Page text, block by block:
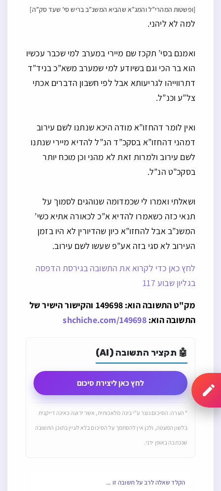
[ופשטות המהרי”ל והמג”א שהביא המשנ”ב בריש סי’ שעד סק”ה]
למה לא ליהני.
ואמנם בסי’ תקכז שם מיירי במערב למי שכבר עכשיו
הוא בר הכי וגם בשיודע למי שמערב משא”כ בניד”ד
דתרווייהו לגריעותא אבל לפי חשבון הדברים אכתי
צל”ע וכנ”ל.
ואין לומר דהחזו”א מודה היכא שנתנו לשם עירוב
דמהני דהחזו”א בסקכ”ד הנ”ל להדיא מיירי שנתנו
לשם עירוב ולמרות זאת לא מהני וכן מוכח יותר
בסקכ”ט הנ”ל.
ושאלתי ואמרו לי שכמדומה שנוהגים לסמוך על
תנאי כזה כשאמרו להדיא א”כ לכאורה אתיא כשי’
המשנ”ב אבל להחזו”א כיון שהדיורין לא היו בזמן
העירוב לא סגי בזה אע”פ שעשו לשם עירוב.
לחץ כאן כדי לקרוא את התשובה בגירסת הדפסה
בגליון שבוע 117
מק"ט התשובה הוא: 149698 והקישור הישיר של
התשובה הוא:shchiche.com/149698
🤖 תקציר התשובה (AI)
לחץ כאן ליצירת סיכום
* הערה: הסיכום נוצר ע"י בינה מלאכותית, אשר ידועה כאינה דייקנית
בלשון המעטה, ולכן אין להסתמך על הסיכום בלא לעיין בתוכן התשובה
שנכתבה באופן ידני.